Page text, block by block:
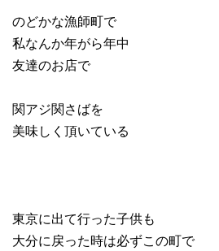
のどかな漁師町で
私なんか年がら年中
友達のお店で
関アジ関さばを
美味しく頂いている
東京に出て行った子供も
大分に戻った時は必ずこの町で